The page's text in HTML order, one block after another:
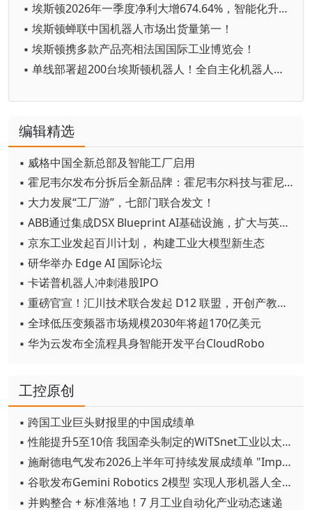
▪ 埃斯顿2026年一季度净利大增674.64%，智能化升级打开柔性制造新空间
▪ 埃斯顿蝉联中国机器人市场出货量第一！
▪ 埃斯顿携多款产品亮相法国国际工业博览会！
▪ 单线部署超200台埃斯顿机器人！全自主化机器人汽车零部件焊装产线规模化投产
编辑精选
▪ 威格中国全新总部及智能工厂启用
▪ 霍尼韦尔发布分拆后全新品牌：霍尼韦尔科技与霍尼韦尔航空航天
▪ 大力发展“工厂游”，七部门联合发文！
▪ ABB通过集成DSX Blueprint AI基础设施，扩大与英伟达的合作
▪ 京东工业发起百川计划， 构建工业大模型新生态
▪ 研华举办 Edge AI 国际论坛
▪ 卡诺普机器人冲刺港股IPO
▪ 重磅官宣！汇川技术联合发起 D12 联盟，开创产教融合新范式
▪ 全球低压变频器市场规模2030年将超170亿美元
▪ 华为云发布全流程具身智能开发平台CloudRobo
工控原创
▪ 跨国工业巨头财报里的中国成绩单
▪ 性能提升5至10倍 我国牵头制定的WiTSnet工业以太网国际标准正式发布
▪ 施耐德电气发布2026上半年可持续发展成绩单 "Impact 2030"路线图开局稳健
▪ 谷歌发布Gemini Robotics 2模型 实现人形机器人全身智能控制突破
▪ 并购整合 + 标准落地！7 月工业自动化产业动态速递